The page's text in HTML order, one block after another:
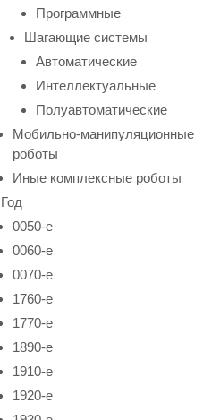
Программные
Шагающие системы
Автоматические
Интеллектуальные
Полуавтоматические
Мобильно-манипуляционные
роботы
Иные комплексные роботы
Год
0050-е
0060-е
0070-е
1760-е
1770-е
1890-е
1910-е
1920-е